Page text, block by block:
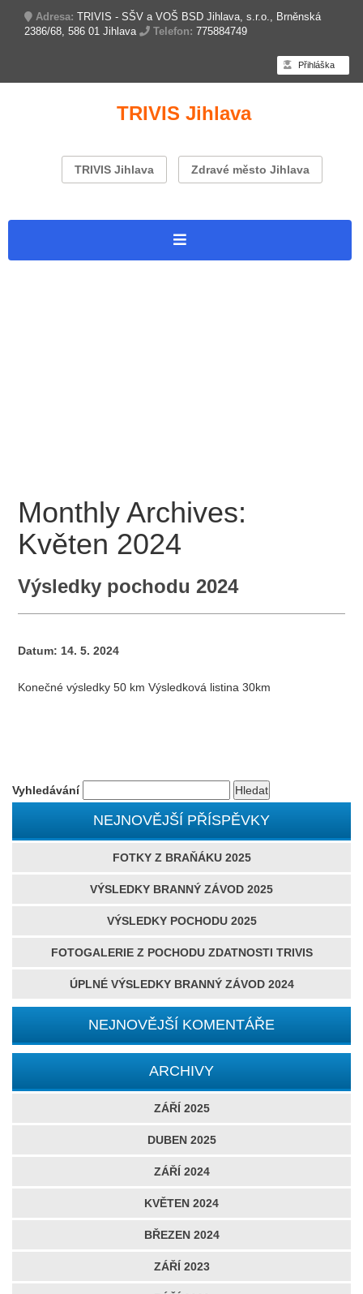
Adresa: TRIVIS - SŠV a VOŠ BSD Jihlava, s.r.o., Brněnská
2386/68, 586 01 Jihlava
Telefon: 775884749
Přihláška
TRIVIS Jihlava
TRIVIS Jihlava Zdravé město Jihlava
Monthly Archives:
Květen 2024
Výsledky pochodu 2024
Datum: 14. 5. 2024
Konečné výsledky 50 km Výsledková listina 30km
Vyhledávání
NEJNOVĚJŠÍ PŘÍSPĚVKY
FOTKY Z BRAŇÁKU 2025
VÝSLEDKY BRANNÝ ZÁVOD 2025
VÝSLEDKY POCHODU 2025
FOTOGALERIE Z POCHODU ZDATNOSTI TRIVIS
ÚPLNÉ VÝSLEDKY BRANNÝ ZÁVOD 2024
NEJNOVĚJŠÍ KOMENTÁŘE
ARCHIVY
ZÁŘÍ 2025
DUBEN 2025
ZÁŘÍ 2024
KVĚTEN 2024
BŘEZEN 2024
ZÁŘÍ 2023